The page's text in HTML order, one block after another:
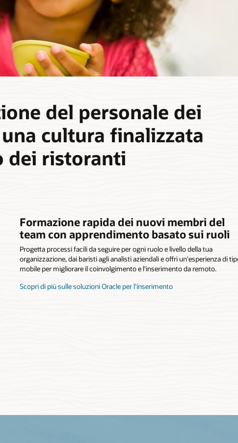
del personale dei
cultura finalizzata
dei ristoranti
Formazione rapida dei nuovi membri del
team con apprendimento basato sui ruoli
Progetta processi facili da seguire per ogni ruolo e livello della tua
organizzazione, dai baristi agli analisti aziendali e offri un'esperienza di
mobile per migliorare il coinvolgimento e l'inserimento da remoto.
Scopri di più sulle soluzioni Oracle per l'inserimento